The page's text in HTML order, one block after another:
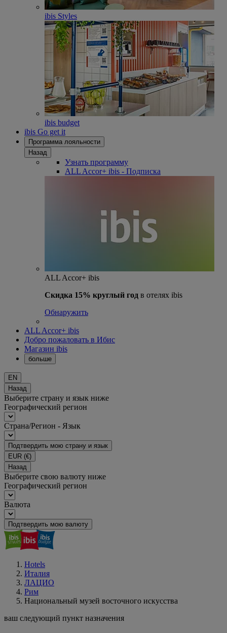
ibis Styles
ibis budget
ibis Go get it
Программа лояльности
Назад
Узнать программу
ALL Accor+ ibis - Подписка
ALL Accor+ ibis
Скидка 15% круглый год в отелях ibis
Обнаружить
ALL Accor+ ibis
Добро пожаловать в Ибис
Магазин ibis
больше
EN
Назад
Выберите страну и язык ниже
Географический регион
Страна/Регион - Язык
Подтвердить мою страну и язык
EUR (€)
Назад
Выберите свою валюту ниже
Географический регион
Валюта
Подтвердить мою валюту
Hotels
Италия
ЛАЦИО
Рим
Национальный музей восточного искусства
ваш следующий пункт назначения